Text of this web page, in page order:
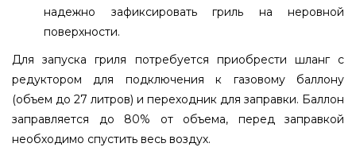
надежно зафиксировать гриль на неровной
поверхности.
Для запуска гриля потребуется приобрести шланг с
редуктором для подключения к газовому баллону
(объем до 27 литров) и переходник для заправки. Баллон
заправляется до 80% от объема, перед заправкой
необходимо спустить весь воздух.